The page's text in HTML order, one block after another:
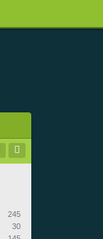
245
30